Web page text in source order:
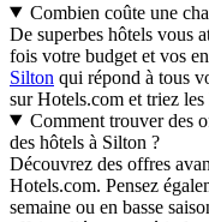
Combien coûte une
De superbes hôtels vous
fois votre budget et vos
Silton qui répond à tous
sur Hotels.com et triez
Comment trouver des
des hôtels à Silton ?
Découvrez des offres
Hotels.com. Pensez
semaine ou en basse